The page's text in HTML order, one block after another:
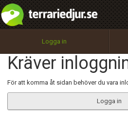
Logga in
Kräver
För att komma åt sidan behöver du vara
Logga in
Utför
100%
OK
integritetspolicy
Namn:
Epost:
Begär nytt lösenord